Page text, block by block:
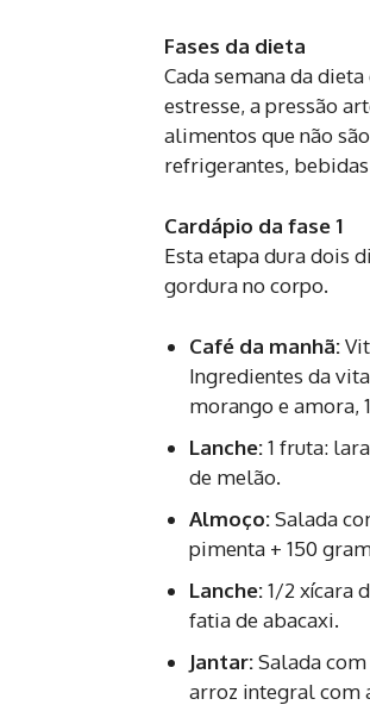
Fases da dieta
Cada semana da
estresse, a pressão
alimentos que não
refrigerantes,
Cardápio da fase 1
Esta etapa dura dois
gordura no corpo.
Café da manhã:
Ingredientes da
morango e amora,
Lanche:1 fruta:
de melão.
Almoço:Salada
pimenta + 150
Lanche:1/2 xícara
fatia de abacaxi.
Jantar:Salada
arroz integral com